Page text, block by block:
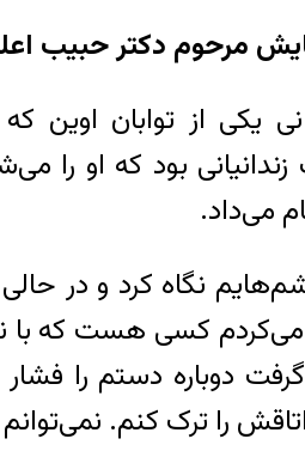
مرحوم دکتر حبیب
یکی از توابان
بود که او را
می‌داد.
نگاه کرد و در
می‌کردم کسی هست که با
دوباره دستم را
را ترک کنم.